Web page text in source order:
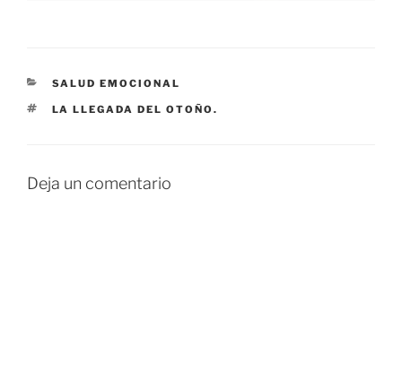
CATEGORÍAS
SALUD EMOCIONAL
ETIQUETAS
LA LLEGADA DEL OTOÑO.
Deja un comentario